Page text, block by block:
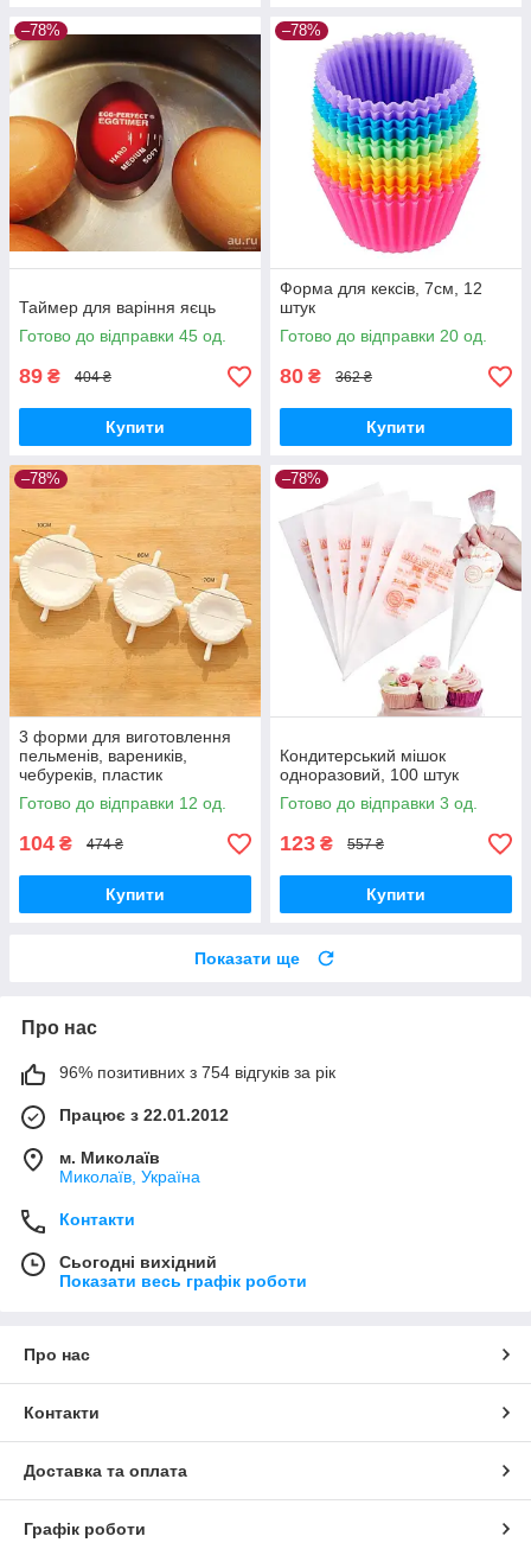
–78%
Таймер для варіння яєць
Готово до відправки 45 од.
89 ₴ 404 ₴
Купити
–78%
Форма для кексів, 7см, 12
штук
Готово до відправки 20 од.
80 ₴ 362 ₴
Купити
–78%
3 форми для виготовлення
пельменів, вареників,
чебуреків, пластик
Готово до відправки 12 од.
104 ₴ 474 ₴
Купити
–78%
Кондитерський мішок
одноразовий, 100 штук
Готово до відправки 3 од.
123 ₴ 557 ₴
Купити
Показати ще
Про нас
96% позитивних з 754 відгуків за рік
Працює з 22.01.2012
м. Миколаїв
Миколаїв, Україна
Контакти
Сьогодні вихідний
Показати весь графік роботи
Про нас
Контакти
Доставка та оплата
Графік роботи